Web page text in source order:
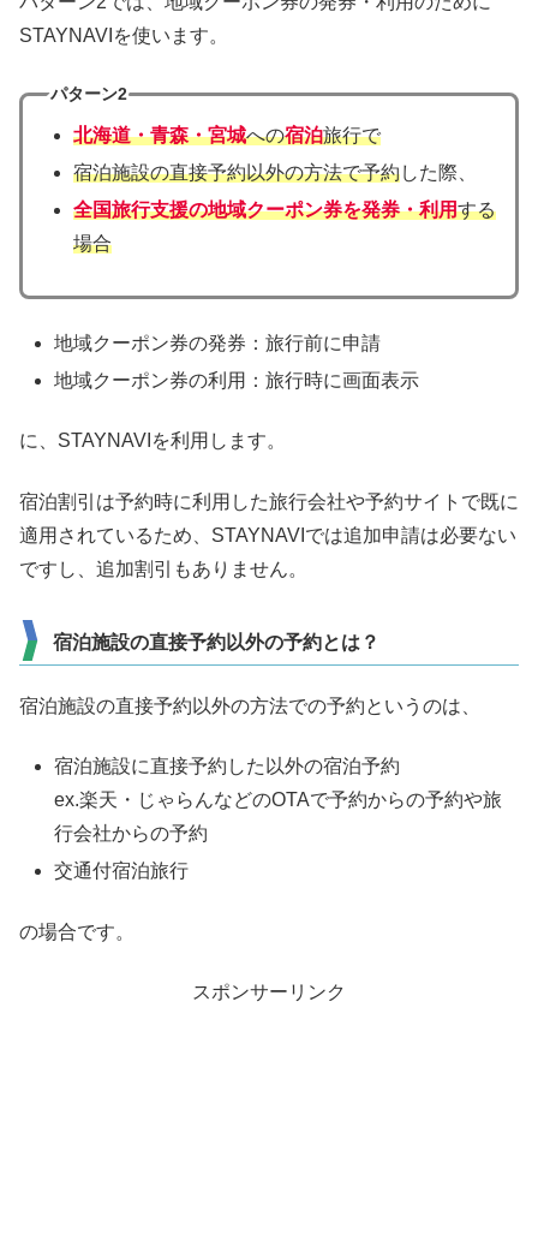
STAYNAVIを使います。
パターン2
北海道・青森・宮城への宿泊旅行で
宿泊施設の直接予約以外の方法で予約した際、
全国旅行支援の地域クーポン券を発券・利用する
場合
地域クーポン券の発券：旅行前に申請
地域クーポン券の利用：旅行時に画面表示
に、STAYNAVIを利用します。
宿泊割引は予約時に利用した旅行会社や予約サイトで既に
適用されているため、STAYNAVIでは追加申請は必要ない
ですし、追加割引もありません。
宿泊施設の直接予約以外の予約とは？
宿泊施設の直接予約以外の方法での予約というのは、
宿泊施設に直接予約した以外の宿泊予約
ex.楽天・じゃらんなどのOTAで予約からの予約や旅
行会社からの予約
交通付宿泊旅行
の場合です。
スポンサーリンク